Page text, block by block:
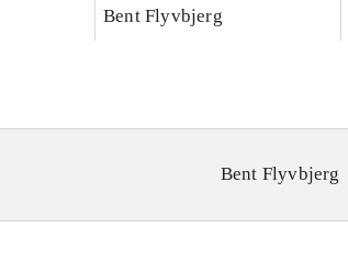
videnskab
Bent Flyvbjerg
Bent Flyvbjerg